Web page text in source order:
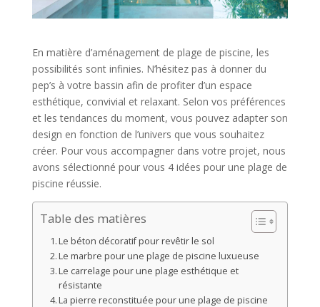
En matière d’aménagement de plage de piscine, les
possibilités sont infinies. N’hésitez pas à donner du
pep’s à votre bassin afin de profiter d’un espace
esthétique, convivial et relaxant. Selon vos préférences
et les tendances du moment, vous pouvez adapter son
design en fonction de l’univers que vous souhaitez
créer. Pour vous accompagner dans votre projet, nous
avons sélectionné pour vous 4 idées pour une plage de
piscine réussie.
Table des matières
Le béton décoratif pour revêtir le sol
Le marbre pour une plage de piscine luxueuse
Le carrelage pour une plage esthétique et
résistante
La pierre reconstituée pour une plage de piscine